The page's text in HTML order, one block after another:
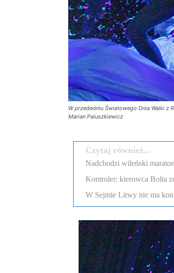
W przededniu Światowego Dnia Walki z
Marian Paluszkiewicz
Czytaj również...
Nadchodzi wileński
Kontroler: kierowca Bolta
W Sejmie Litwy nie ma